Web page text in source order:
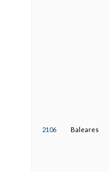
2106 Baleares